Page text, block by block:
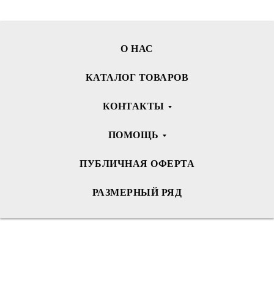
О НАС
КАТАЛОГ ТОВАРОВ
КОНТАКТЫ
ПОМОЩЬ
ПУБЛИЧНАЯ ОФЕРТА
РАЗМЕРНЫЙ РЯД